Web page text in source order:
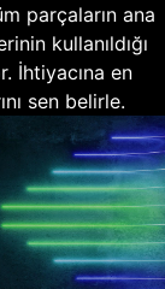
parçaların ana
kullanıldığı
İhtiyacına en
sen belirle.